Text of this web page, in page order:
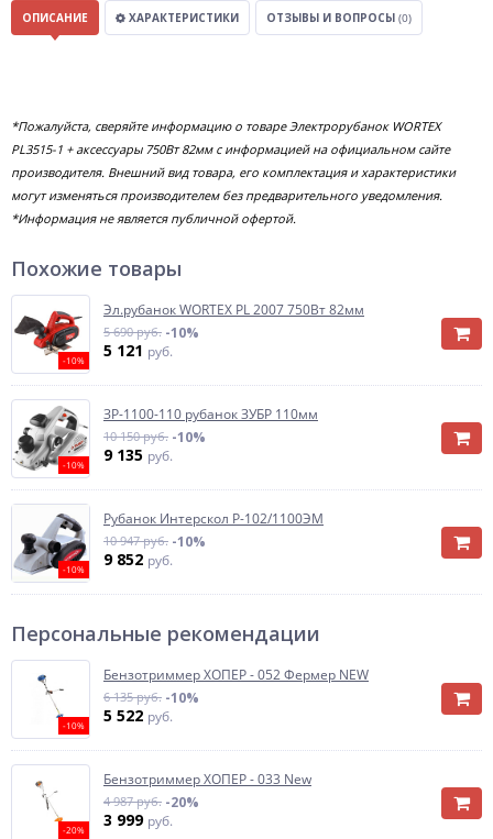
ОПИСАНИЕ ХАРАКТЕРИСТИКИ ОТЗЫВЫ И ВОПРОСЫ (0)
*Пожалуйста, сверяйте информацию о товаре Электрорубанок WORTEX
PL3515-1 + аксессуары 750Вт 82мм с информацией на официальном сайте
производителя. Внешний вид товара, его комплектация и характеристики
могут изменяться производителем без предварительного уведомления.
*Информация не является публичной офертой.
Похожие товары
-10%
Эл.рубанок WORTEX PL 2007 750Вт 82мм
5 690 руб. -10%
5 121 руб.
-10%
ЗР-1100-110 рубанок ЗУБР 110мм
10 150 руб. -10%
9 135 руб.
-10%
Рубанок Интерскол Р-102/1100ЭМ
10 947 руб. -10%
9 852 руб.
Персональные рекомендации
-10%
Бензотриммер ХОПЕР - 052 Фермер NEW
6 135 руб. -10%
5 522 руб.
-20%
Бензотриммер ХОПЕР - 033 New
4 987 руб. -20%
3 999 руб.